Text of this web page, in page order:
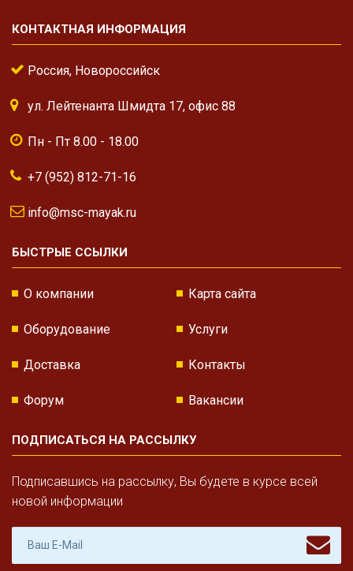
КОНТАКТНАЯ ИНФОРМАЦИЯ
Россия, Новороссийск
ул. Лейтенанта Шмидта 17, офис 88
Пн - Пт 8.00 - 18.00
+7 (952) 812-71-16
info@msc-mayak.ru
БЫСТРЫЕ ССЫЛКИ
О компании Карта сайта
Оборудование Услуги
Доставка Контакты
Форум Вакансии
ПОДПИСАТЬСЯ НА РАССЫЛКУ
Подписавшись на рассылку, Вы будете в курсе всей
новой информации